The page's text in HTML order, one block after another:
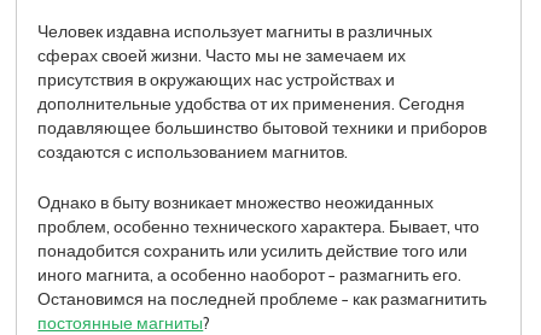
Человек издавна использует магниты в различных
сферах своей жизни. Часто мы не замечаем их
присутствия в окружающих нас устройствах и
дополнительные удобства от их применения. Сегодня
подавляющее большинство бытовой техники и приборов
создаются с использованием магнитов.
Однако в быту возникает множество неожиданных
проблем, особенно технического характера. Бывает, что
понадобится сохранить или усилить действие того или
иного магнита, а особенно наоборот − размагнить его.
Остановимся на последней проблеме − как размагнитить
постоянные магниты?